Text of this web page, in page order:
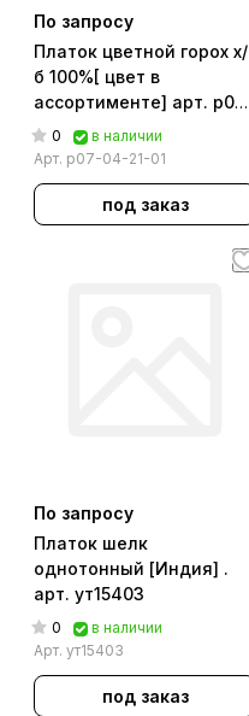
По запросу
Платок цветной горох х/
б 100%[ цвет в
ассортименте] арт. р07-
04-21-01
0
в наличии
Арт. р07-04-21-01
под заказ
По запросу
Платок шелк
однотонный [Индия] .
арт. ут15403
0
в наличии
Арт. ут15403
под заказ